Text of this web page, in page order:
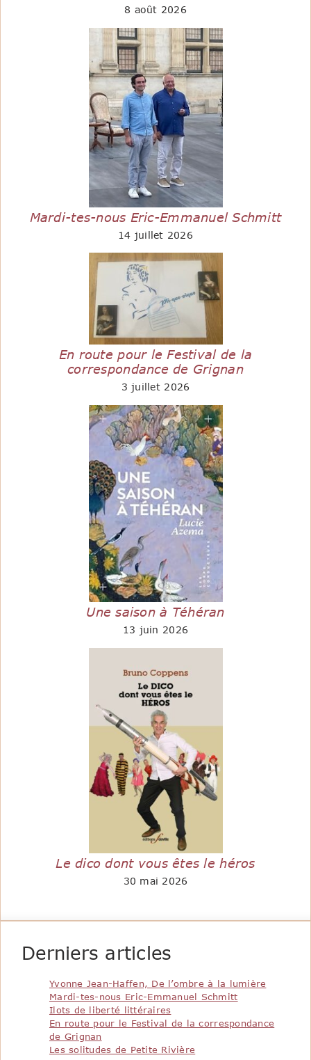
8 août 2026
Mardi-tes-nous Eric-Emmanuel Schmitt
14 juillet 2026
En route pour le Festival de la
correspondance de Grignan
3 juillet 2026
Une saison à Téhéran
13 juin 2026
Le dico dont vous êtes le héros
30 mai 2026
Derniers articles
Yvonne Jean-Haffen, De l’ombre à la lumière
Mardi-tes-nous Eric-Emmanuel Schmitt
Ilots de liberté littéraires
En route pour le Festival de la correspondance
de Grignan
Les solitudes de Petite Rivière